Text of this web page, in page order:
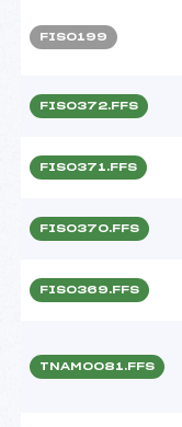
FIS0199
FIS0372.FFS
FIS0371.FFS
FIS0370.FFS
FIS0369.FFS
TNAM0081.FFS